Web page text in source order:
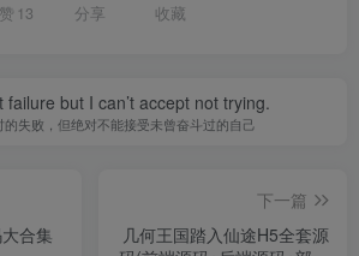
13 分享 收藏
failure but I can’t accept not trying.
的失败，但绝对不能接受未曾奋斗过的自己
合集
下一篇
几何王国踏入仙途H5全套源